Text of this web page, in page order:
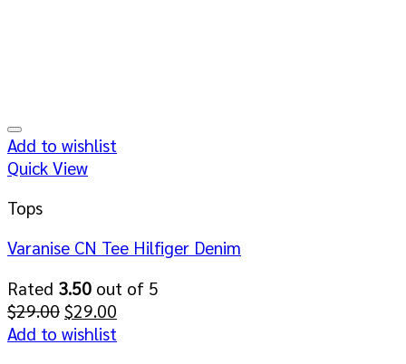
Add to wishlist
Quick View
Tops
Varanise CN Tee Hilfiger Denim
Rated 3.50 out of 5
$29.00 Original
price
$29.00
Add to wishlist